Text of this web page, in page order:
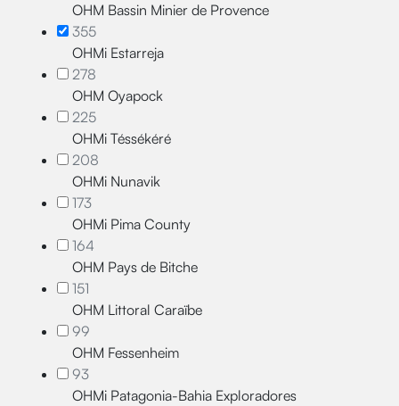
OHM Bassin Minier de Provence
355
OHMi Estarreja
278
OHM Oyapock
225
OHMi Téssékéré
208
OHMi Nunavik
173
OHMi Pima County
164
OHM Pays de Bitche
151
OHM Littoral Caraïbe
99
OHM Fessenheim
93
OHMi Patagonia-Bahia Exploradores